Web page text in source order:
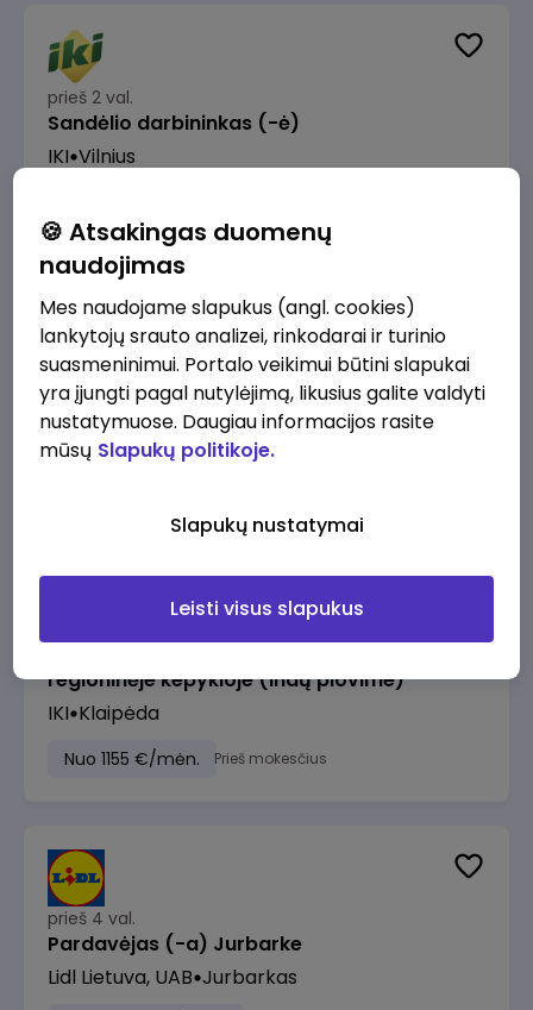
prieš 2 val.
Sandėlio darbininkas (-ė)
IKI Vilnius
prieš 2 val.
Prekybos procesų specialistas (-ė)
IKI Vilnius
2200 - 2500 €/mėn. Prieš mokesčius
Pagalbinis darbuotojas (-a) Klaipėdos
regioninėje kepykloje (indų plovime)
IKI Klaipėda
Nuo 1155 €/mėn. Prieš mokesčius
prieš 4 val.
Pardavėjas (-a) Jurbarke
Lidl Lietuva, UAB Jurbarkas
🍪 Atsakingas duomenų
naudojimas
Mes naudojame slapukus (angl. cookies)
lankytojų srauto analizei, rinkodarai ir turinio
suasmeninimui. Portalo veikimui būtini slapukai
yra įjungti pagal nutylėjimą, likusius galite valdyti
nustatymuose. Daugiau informacijos rasite
mūsų Slapukų politikoje.
Slapukų nustatymai
Leisti visus slapukus